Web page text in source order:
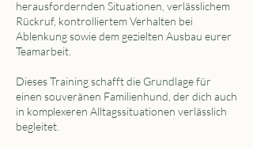
herausfordernden Situationen, verlässlichem
Rückruf, kontrolliertem Verhalten bei
Ablenkung sowie dem gezielten Ausbau eurer
Teamarbeit.
Dieses Training schafft die Grundlage für
einen souveränen Familienhund, der dich auch
in komplexeren Alltagssituationen verlässlich
begleitet.